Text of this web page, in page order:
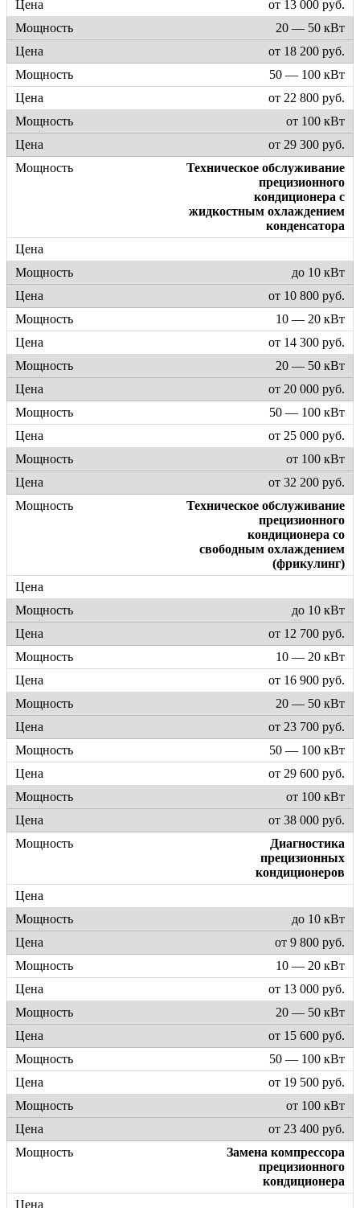
от 13 000 руб.
20 — 50 кВт
от 18 200 руб.
50 — 100 кВт
от 22 800 руб.
от 100 кВт
от 29 300 руб.
Техническое обслуживание
прецизионного
кондиционера с
жидкостным охлаждением
конденсатора
до 10 кВт
от 10 800 руб.
10 — 20 кВт
от 14 300 руб.
20 — 50 кВт
от 20 000 руб.
50 — 100 кВт
от 25 000 руб.
от 100 кВт
от 32 200 руб.
Техническое обслуживание
прецизионного
кондиционера со
свободным охлаждением
(фрикулинг)
до 10 кВт
от 12 700 руб.
10 — 20 кВт
от 16 900 руб.
20 — 50 кВт
от 23 700 руб.
50 — 100 кВт
от 29 600 руб.
от 100 кВт
от 38 000 руб.
Диагностика
прецизионных
кондиционеров
до 10 кВт
от 9 800 руб.
10 — 20 кВт
от 13 000 руб.
20 — 50 кВт
от 15 600 руб.
50 — 100 кВт
от 19 500 руб.
от 100 кВт
от 23 400 руб.
Замена компрессора
прецизионного
кондиционера